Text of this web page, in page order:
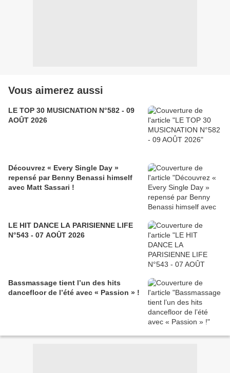
Vous aimerez aussi
LE TOP 30 MUSICNATION N°582 - 09
AOÛT 2026
Découvrez « Every Single Day »
repensé par Benny Benassi himself
avec Matt Sassari !
LE HIT DANCE LA PARISIENNE LIFE
N°543 - 07 AOÛT 2026
Bassmassage tient l’un des hits
dancefloor de l’été avec « Passion » !